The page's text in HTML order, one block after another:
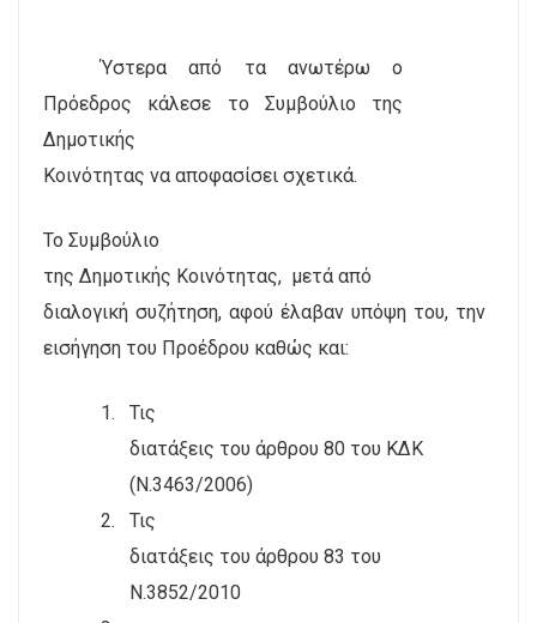
Ύστερα από τα ανωτέρω ο
Πρόεδρος κάλεσε το Συμβούλιο της
Δημοτικής
Κοινότητας να αποφασίσει σχετικά.
Το Συμβούλιο
της Δημοτικής Κοινότητας, μετά από
διαλογική συζήτηση, αφού έλαβαν υπόψη του, την
εισήγηση του Προέδρου καθώς και:
1.
Τις
διατάξεις του άρθρου 80 του ΚΔΚ
(Ν.3463/2006)
2.
Τις
διατάξεις του άρθρου 83 του
Ν.3852/2010